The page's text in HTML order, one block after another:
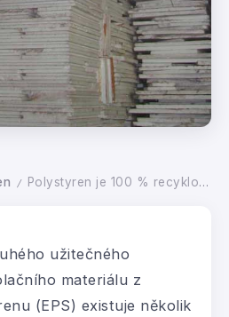
/ Polystyren je 100 % recyklovatelný
užitečného
materiálu z
(EPS) existuje několik